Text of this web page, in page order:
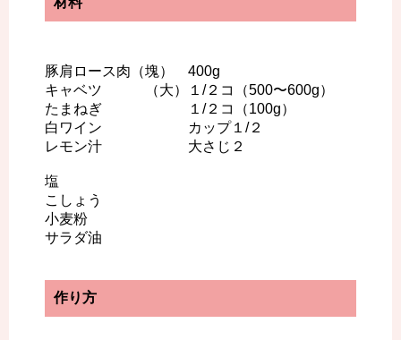
豚肩ロース肉（塊） 400g
キャベツ （大）１/２コ（500〜600g）
たまねぎ １/２コ（100g）
白ワイン カップ１/２
レモン汁 大さじ２
塩
こしょう
小麦粉
サラダ油
作り方